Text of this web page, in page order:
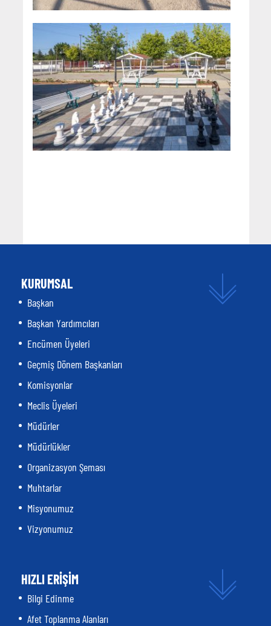
KURUMSAL
Başkan
Başkan Yardımcıları
Encümen Üyeleri
Geçmiş Dönem Başkanları
Komisyonlar
Meclis Üyeleri
Müdürler
Müdürlükler
Organizasyon Şeması
Muhtarlar
Misyonumuz
Vizyonumuz
HIZLI ERİŞİM
Bilgi Edinme
Afet Toplanma Alanları